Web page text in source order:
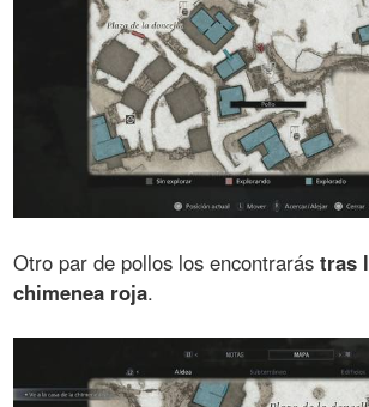
Otro par de pollos los encontrarástras
chimenea roja.